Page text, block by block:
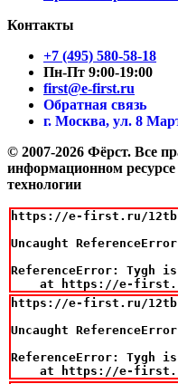
Контакты
+7 (495) 580-58-18
Пн-Пт 9:00-19:00
first@e-first.ru
Обратная связь
г. Москва, ул. 8
© 2007-2026 Фёрст. Все
информационном
технологии
https://e-first.ru/12tb-
Uncaught
ReferenceError: Tygh
at https://e-
https://e-first.ru/12tb-
Uncaught
ReferenceError: Tygh
at https://e-